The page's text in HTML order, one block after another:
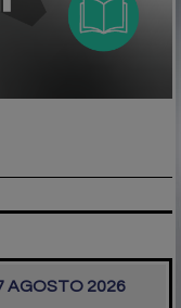
AGOSTO 2026